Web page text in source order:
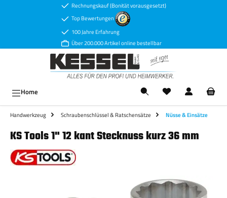
Zum Hauptinhalt springenRechnungskauf (Bonität vorausgesetzt)
Top Bewertungen
100 Jahre Erfahrung
Über 200.000 Artikel online bestellbar
Home
Handwerkzeug Schraubenschlüssel & Ratschensätze Nüsse & Einsätze
KS Tools 1" 12 kant Stecknuss kurz 36 mm